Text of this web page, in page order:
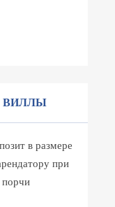
ВИЛЛЫ
в размере
при
порчи